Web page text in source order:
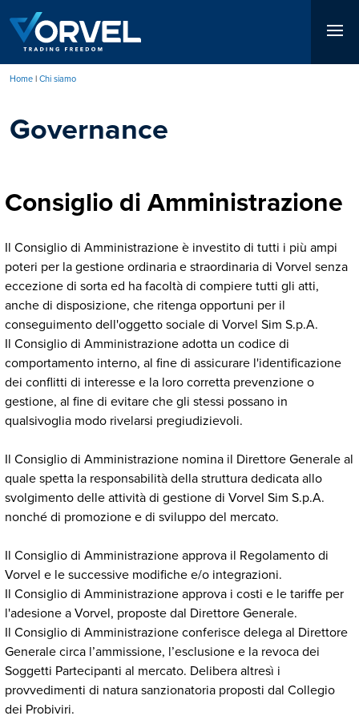
contenuto
principale
di
Home Chi siamo
Governance
Consiglio di Amministrazione
Il Consiglio di Amministrazione è investito di tutti i più ampi
poteri per la gestione ordinaria e straordinaria di Vorvel senza
eccezione di sorta ed ha facoltà di compiere tutti gli atti,
anche di disposizione, che ritenga opportuni per il
conseguimento dell'oggetto sociale di Vorvel Sim S.p.A.
Il Consiglio di Amministrazione adotta un codice di
comportamento interno, al fine di assicurare l'identificazione
dei conflitti di interesse e la loro corretta prevenzione o
gestione, al fine di evitare che gli stessi possano in
qualsivoglia modo rivelarsi pregiudizievoli.
Il Consiglio di Amministrazione nomina il Direttore Generale al
quale spetta la responsabilità della struttura dedicata allo
svolgimento delle attività di gestione di Vorvel Sim S.p.A.
nonché di promozione e di sviluppo del mercato.
Il Consiglio di Amministrazione approva il Regolamento di
Vorvel e le successive modifiche e/o integrazioni.
Il Consiglio di Amministrazione approva i costi e le tariffe per
l'adesione a Vorvel, proposte dal Direttore Generale.
Il Consiglio di Amministrazione conferisce delega al Direttore
Generale circa l’ammissione, l’esclusione e la revoca dei
Soggetti Partecipanti al mercato. Delibera altresì i
provvedimenti di natura sanzionatoria proposti dal Collegio
dei Probiviri.